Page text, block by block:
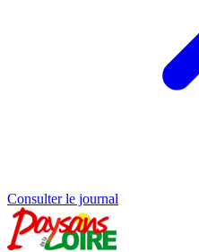
Consulter le journal